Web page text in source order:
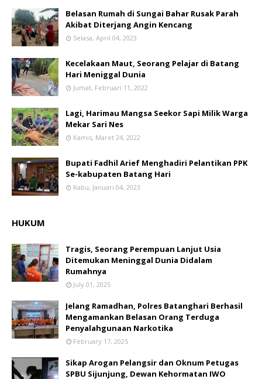
Belasan Rumah di Sungai Bahar Rusak Parah
Akibat Diterjang Angin Kencang
Selasa, April 04, 2023
Kecelakaan Maut, Seorang Pelajar di Batang
Hari Meniggal Dunia
Jumat, Februari 11, 2022
Lagi, Harimau Mangsa Seekor Sapi Milik Warga
Mekar Sari Nes
Kamis, Maret 24, 2022
Bupati Fadhil Arief Menghadiri Pelantikan PPK
Se-kabupaten Batang Hari
Rabu, Januari 04, 2023
HUKUM
Tragis, Seorang Perempuan Lanjut Usia
Ditemukan Meninggal Dunia Didalam
Rumahnya
July 01, 2025
Jelang Ramadhan, Polres Batanghari Berhasil
Mengamankan Belasan Orang Terduga
Penyalahgunaan Narkotika
February 17, 2025
Sikap Arogan Pelangsir dan Oknum Petugas
SPBU Sijunjung, Dewan Kehormatan IWO